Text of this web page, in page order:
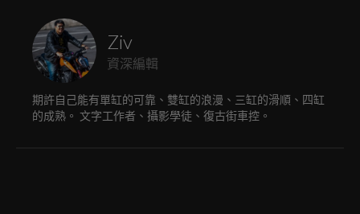
Ziv
資深編輯
期許自己能有單缸的可靠、雙缸的浪漫、三缸的滑順、四缸
的成熟。 文字工作者、攝影學徒、復古街車控。